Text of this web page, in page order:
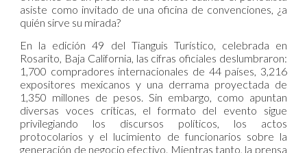
asiste como invitado de una oficina de convenciones, ¿a
quién sirve su mirada?
En la edición 49 del Tianguis Turístico, celebrada en
Rosarito, Baja California, las cifras oficiales deslumbraron:
1,700 compradores internacionales de 44 países, 3,216
expositores mexicanos y una derrama proyectada de
1,350 millones de pesos. Sin embargo, como apuntan
diversas voces críticas, el formato del evento sigue
privilegiando los discursos políticos, los actos
protocolarios y el lucimiento de funcionarios sobre la
generación de negocio efectivo. Mientras tanto, la prensa